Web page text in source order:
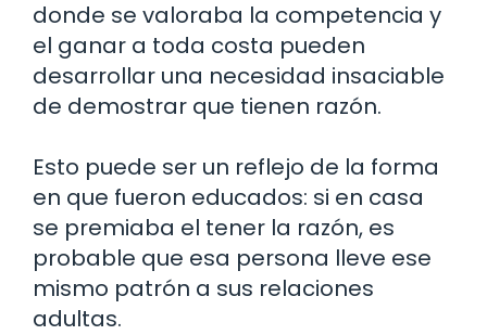
donde se valoraba la competencia y
el ganar a toda costa pueden
desarrollar una necesidad insaciable
de demostrar que tienen razón.
Esto puede ser un reflejo de la forma
en que fueron educados: si en casa
se premiaba el tener la razón, es
probable que esa persona lleve ese
mismo patrón a sus relaciones
adultas.